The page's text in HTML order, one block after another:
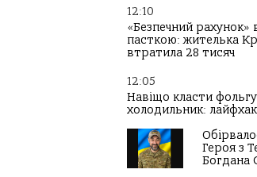
12:10
«Безпечний рахунок»
пасткою: жителька
втратила 28 тисяч
12:05
Навіщо класти
холодильник:
Героя з
Богдана